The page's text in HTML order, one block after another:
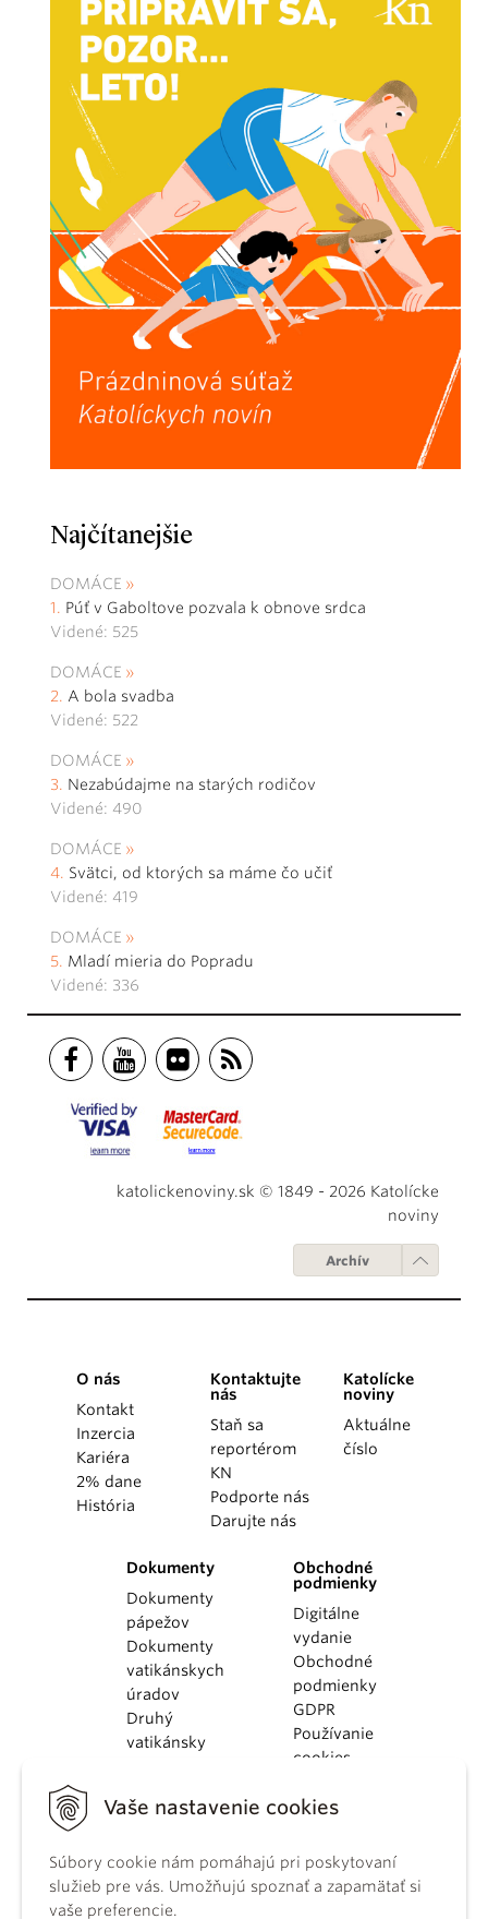
Vaše nastavenie cookies
Súbory cookie nám pomáhajú pri poskytovaní
služieb pre vás. Umožňujú spoznať a zapamätať si
vaše preferencie.
Najčítanejšie
DOMÁCE
Púť v Gaboltove pozvala k obnove srdca
Videné: 525
DOMÁCE
A bola svadba
Videné: 522
DOMÁCE
Nezabúdajme na starých rodičov
Videné: 490
DOMÁCE
Svätci, od ktorých sa máme čo učiť
Videné: 419
DOMÁCE
Mladí mieria do Popradu
Videné: 336
katolickenoviny.sk © 1849 - 2026 Katolícke
noviny
Archív
O nás
Kontakt
Inzercia
Kariéra
2% dane
História
Kontaktujte
nás
Staň sa
reportérom
KN
Podporte nás
Darujte nás
Katolícke
noviny
Aktuálne
číslo
Dokumenty
Dokumenty
pápežov
Dokumenty
vatikánskych
úradov
Druhý
vatikánsky
KBS
kánonického
práva
Katechizmus
Obchodné
podmienky
Digitálne
vydanie
Obchodné
podmienky
GDPR
Používanie
cookies